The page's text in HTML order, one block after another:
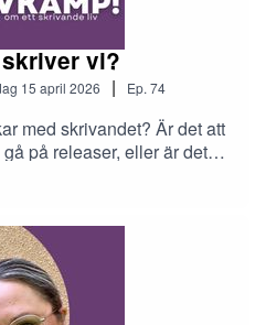
vi?
15 april 2026 | Ep. 74
med skrivandet? Är det att
på releaser, eller är det
till andra världar?
(eller inte) av att vinna
författarekonomin.